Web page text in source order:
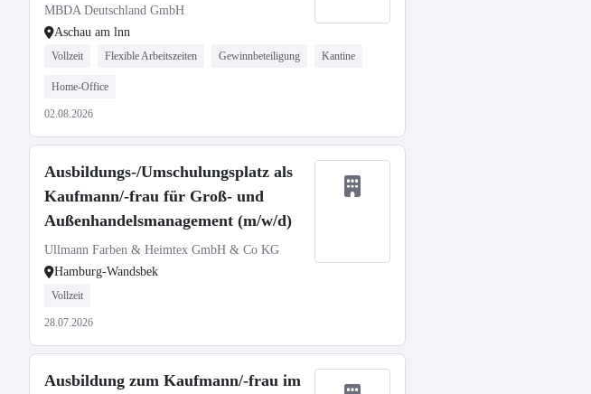
MBDA Deutschland GmbH
Aschau am lnn
Vollzeit Flexible Arbeitszeiten Gewinnbeteiligung Kantine
Home-Office
02.08.2026
Ausbildungs-/Umschulungsplatz als
Kaufmann/-frau für Groß- und
Außenhandelsmanagement (m/w/d)
Ullmann Farben & Heimtex GmbH & Co KG
Hamburg-Wandsbek
Vollzeit
28.07.2026
Ausbildung zum Kaufmann/-frau im